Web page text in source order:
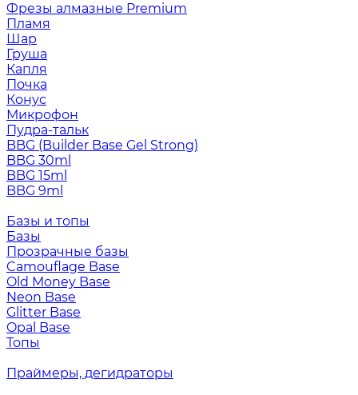
Фрезы алмазные Premium
Пламя
Шар
Груша
Капля
Почка
Конус
Микрофон
Пудра-тальк
BBG (Builder Base Gel Strong)
BBG 30ml
BBG 15ml
BBG 9ml
Базы и топы
Базы
Прозрачные базы
Camouflage Base
Old Money Base
Neon Base
Glitter Base
Opal Base
Топы
Праймеры, дегидраторы